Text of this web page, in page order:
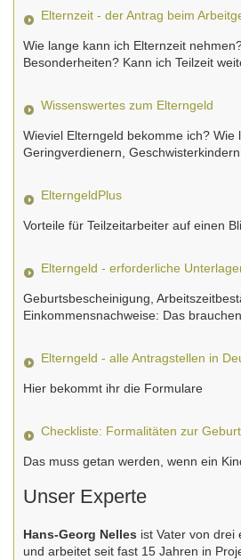
Elternzeit - der Antrag beim
Wie lange kann ich Elternzeit
Besonderheiten? Kann ich Teilzeit
Wissenswertes zum Elterngeld
Wieviel Elterngeld bekomme ich? Wie
Geringverdienern,
ElterngeldPlus
Vorteile für Teilzeitarbeiter auf einen
Elterngeld - erforderliche
Geburtsbescheinigung,
Einkommensnachweise: Das
Elterngeld - alle Antragstellen in
Hier bekommt ihr die Formulare
Checkliste: Formalitäten zur Geburt
Das muss getan werden, wenn ein
Unser Experte
Hans-Georg Nelles ist Vater von drei
und arbeitet seit fast 15 Jahren in